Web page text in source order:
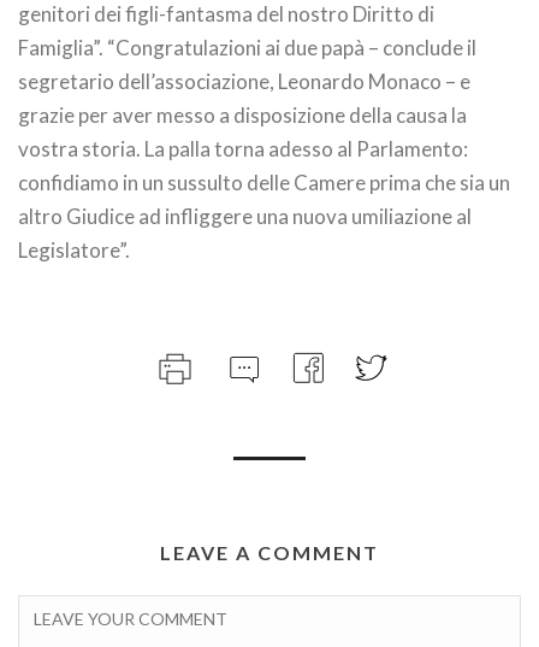
genitori dei figli-fantasma del nostro Diritto di
Famiglia”. “Congratulazioni ai due papà – conclude il
segretario dell’associazione, Leonardo Monaco – e
grazie per aver messo a disposizione della causa la
vostra storia. La palla torna adesso al Parlamento:
confidiamo in un sussulto delle Camere prima che sia un
altro Giudice ad infliggere una nuova umiliazione al
Legislatore”.
LEAVE A COMMENT